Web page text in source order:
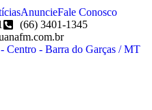
AnuncieFale Conosco
(66) 3401-1345
Centro - Barra do Garças / MT